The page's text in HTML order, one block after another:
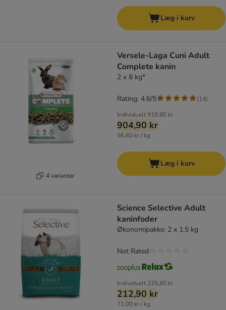
Læg i kurv
4 varianter
Versele-Laga Cuni Adult
Complete kanin
2 x 8 kg*
Individuelt919,80 kr
904,90 kr
56,60 kr / kg
Rating: 4.6/5 (14)
Læg i kurv
Science Selective Adult
kaninfoder
Økonomipakke: 2 x 1,5 kg
Individuelt 225,80 kr
212,90 kr
71,00 kr / kg
Not Rated